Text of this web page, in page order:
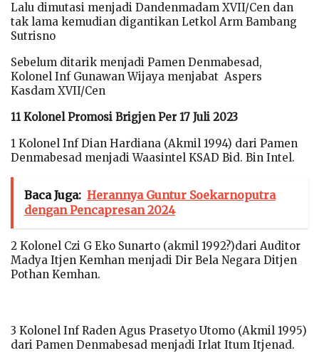
Lalu dimutasi menjadi Dandenmadam XVII/Cen dan
tak lama kemudian digantikan Letkol Arm Bambang
Sutrisno
Sebelum ditarik menjadi Pamen Denmabesad,
Kolonel Inf Gunawan Wijaya menjabat Aspers
Kasdam XVII/Cen
11 Kolonel Promosi Brigjen Per 17 Juli 2023
1 Kolonel Inf Dian Hardiana (Akmil 1994) dari Pamen
Denmabesad menjadi Waasintel KSAD Bid. Bin Intel.
Baca Juga: Herannya Guntur Soekarnoputra
dengan Pencapresan 2024
2 Kolonel Czi G Eko Sunarto (akmil 1992?)dari Auditor
Madya Itjen Kemhan menjadi Dir Bela Negara Ditjen
Pothan Kemhan.
3 Kolonel Inf Raden Agus Prasetyo Utomo (Akmil 1995)
dari Pamen Denmabesad menjadi Irlat Itum Itjenad.